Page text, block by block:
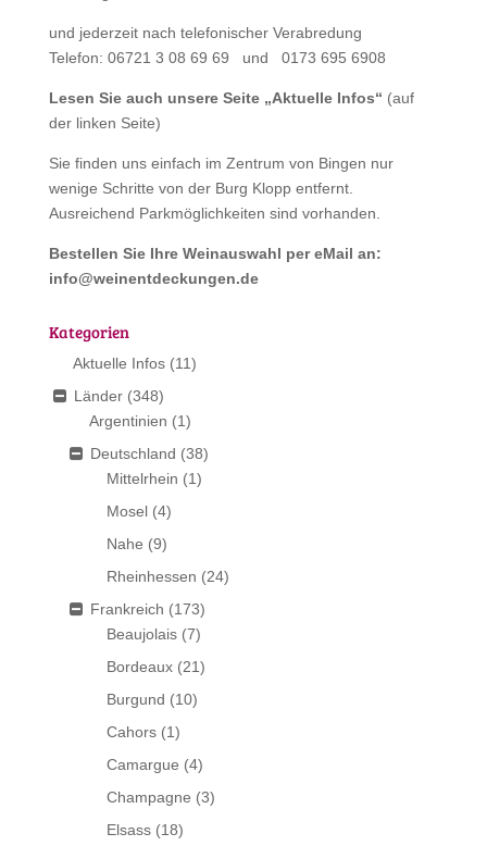
und jederzeit nach telefonischer Verabredung
Telefon: 06721 3 08 69 69 und 0173 695 6908
Lesen Sie auch unsere Seite „Aktuelle Infos“ (auf
der linken Seite)
Sie finden uns einfach im Zentrum von Bingen nur
wenige Schritte von der Burg Klopp entfernt.
Ausreichend Parkmöglichkeiten sind vorhanden.
Bestellen Sie Ihre Weinauswahl per eMail an:
info@weinentdeckungen.de
Kategorien
Aktuelle Infos (11)
Länder (348)
Argentinien (1)
Deutschland (38)
Mittelrhein (1)
Mosel (4)
Nahe (9)
Rheinhessen (24)
Frankreich (173)
Beaujolais (7)
Bordeaux (21)
Burgund (10)
Cahors (1)
Camargue (4)
Champagne (3)
Elsass (18)